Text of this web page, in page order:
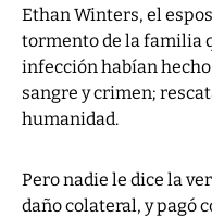
Ethan Winters, el
tormento de la familia
infección habían
sangre y crimen;
humanidad.
Pero nadie le dice la
daño colateral, y pagó